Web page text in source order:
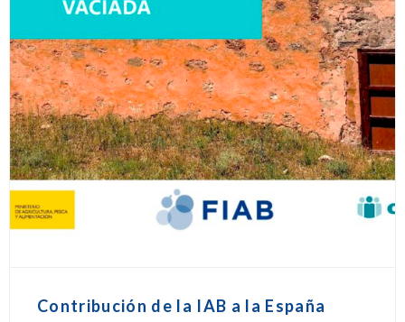
Contribución de la IAB a la España